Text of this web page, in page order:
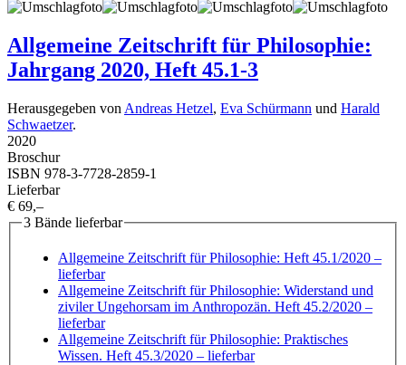
Allgemeine Zeitschrift für Philosophie:
Jahrgang 2020, Heft 45.1-3
Herausgegeben von Andreas Hetzel, Eva Schürmann und Harald
Schwaetzer.
2020
Broschur
ISBN 978-3-7728-2859-1
Lieferbar
€ 69,–
3 Bände lieferbar
Allgemeine Zeitschrift für Philosophie: Heft 45.1/2020 –
lieferbar
Allgemeine Zeitschrift für Philosophie: Widerstand und
ziviler Ungehorsam im Anthropozän. Heft 45.2/2020 –
lieferbar
Allgemeine Zeitschrift für Philosophie: Praktisches
Wissen. Heft 45.3/2020 – lieferbar